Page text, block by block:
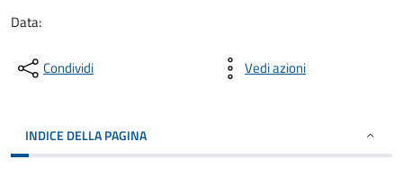
Data:
Condividi Vedi azioni
INDICE DELLA PAGINA